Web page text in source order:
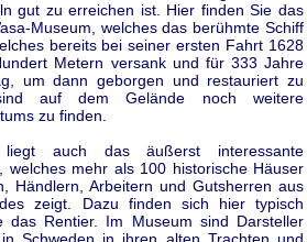
gut zu erreichen ist. Hier finden Sie das
Museum, welches das berühmte Schiff
bereits bei seiner ersten Fahrt 1628
Metern versank und für 333 Jahre
um dann geborgen und restauriert zu
auf dem Gelände noch weitere
zu finden.
auch das äußerst interessante
welches mehr als 100 historische Häuser
Händlern, Arbeitern und Gutsherren aus
zeigt. Dazu finden sich hier typisch
das Rentier. Im Museum sind Darsteller